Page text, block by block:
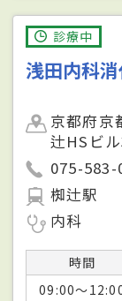
診療中
浅田内科
京都府京
辻HSビ
075-583-
椥辻駅
内科
時間
09:00～